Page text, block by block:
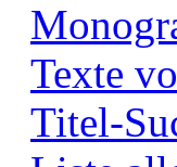
Texte
Titel-